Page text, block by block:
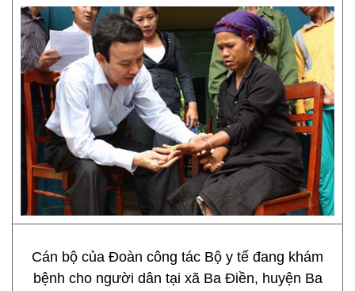
Cán bộ của Đoàn công tác Bộ y tế đang khám
bệnh cho người dân tại xã Ba Điền, huyện Ba